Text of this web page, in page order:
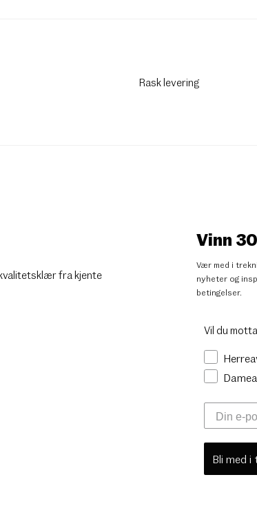
Rask levering
fra kjente
Vinn
Vær med i
nyheter og
betingelser.
Vil du
Bli med i